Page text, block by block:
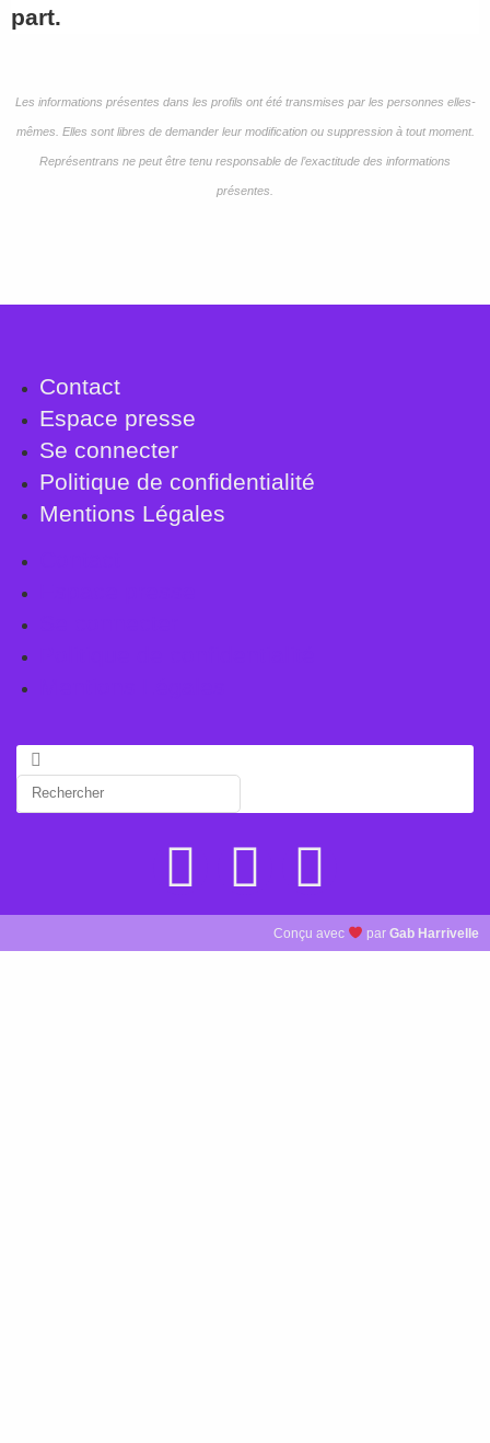
part.
Les informations présentes dans les profils ont été transmises par les personnes elles-
mêmes. Elles sont libres de demander leur modification ou suppression à tout moment.
Représentrans ne peut être tenu responsable de l’exactitude des informations
présentes.
Contact
Espace presse
Se connecter
Politique de confidentialité
Mentions Légales
Conçu avec par Gab Harrivelle